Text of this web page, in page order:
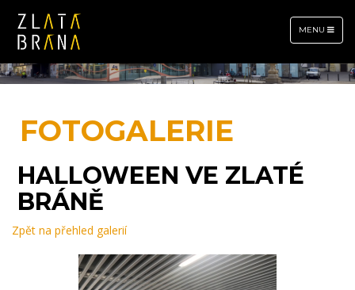
TOGGLE
NAVIGATION
MENU
FOTOGALERIE
HALLOWEEN VE ZLATÉ
BRÁNĚ
Zpět na přehled galerií